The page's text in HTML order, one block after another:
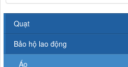
Quạt
Bảo hộ lao động
Áo